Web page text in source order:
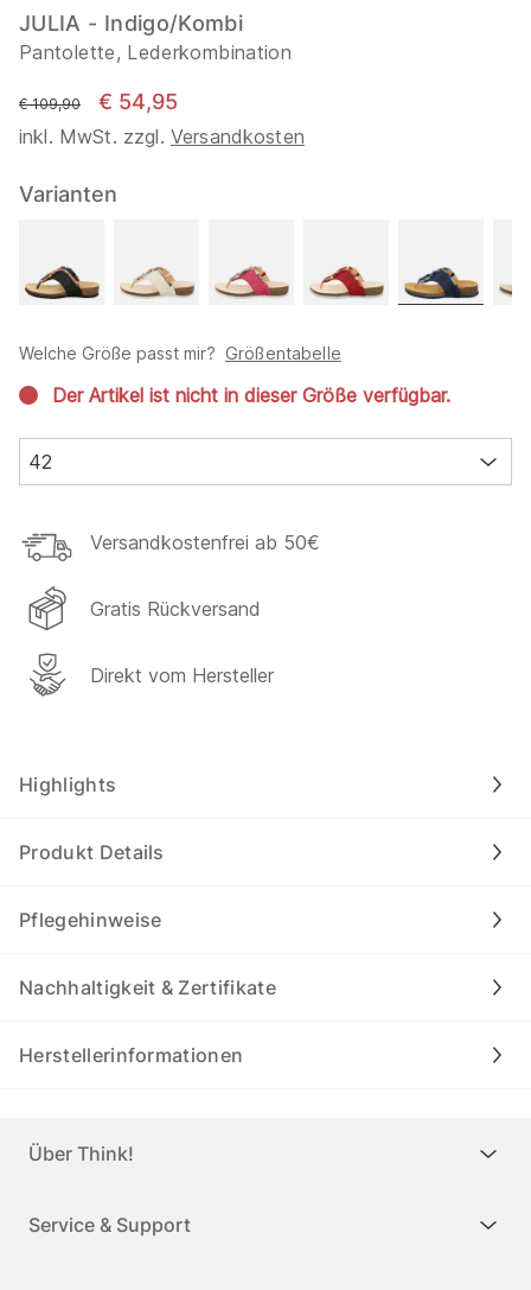
JULIA - Indigo/Kombi
Pantolette, Lederkombination
statt
€ 109,90 € 54,95
inkl. MwSt. zzgl. Versandkosten
Varianten
Welche Größe passt mir? Größentabelle
Der Artikel ist nicht in dieser Größe verfügbar.
42
Versandkostenfrei ab 50€
Gratis Rückversand
Direkt vom Hersteller
Highlights
Produkt Details
Pflegehinweise
Nachhaltigkeit & Zertifikate
Herstellerinformationen
Über Think!
Service & Support